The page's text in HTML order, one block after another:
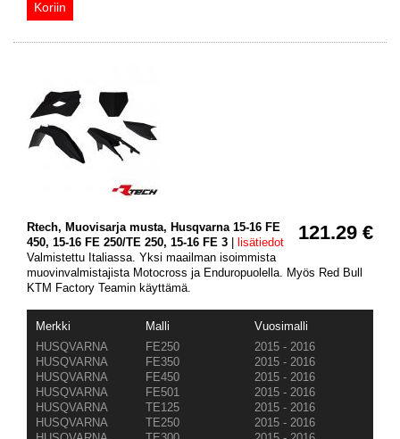
121.29 €
Rtech, Muovisarja musta, Husqvarna 15-16 FE
450, 15-16 FE 250/TE 250, 15-16 FE 3
lisätiedot
Valmistettu Italiassa. Yksi maailman isoimmista
muovinvalmistajista Motocross ja Enduropuolella. Myös Red Bull
KTM Factory Teamin käyttämä.
Merkki Malli
Vuosimalli
HUSQVARNA
FE250
2015 - 2016
HUSQVARNA
FE350
2015 - 2016
HUSQVARNA
FE450
2015 - 2016
HUSQVARNA
FE501
2015 - 2016
HUSQVARNA
TE125
2015 - 2016
HUSQVARNA
TE250
2015 - 2016